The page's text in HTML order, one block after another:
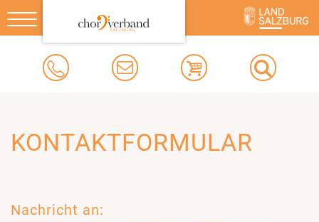
Toggle
navigation
KONTAKTFORMULAR
Nachricht an: